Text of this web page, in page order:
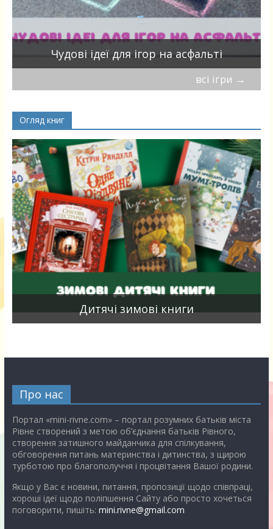
Чудові ідеї для ігор на асфальті
всі ігри →
Огляд книг
Дитячі зимові книги
Про нас
Портал «mini-rivne.com» – портал розумних батьків міста
Рівне створений з метою об’єднання батьків Рівного,
створення затишного майданчика для спілкування,
обговорення питань материнства і дитинства, з щирою
турботою про благополуччя і процвітання Вашої родини.
Якщо у Вас є новини, питання, пропозиції щодо співпраці,
хороші ідеї щодо поліпшення Сайту або просто хочеться
поговорити, пишіть: mini.rivne@gmail.com